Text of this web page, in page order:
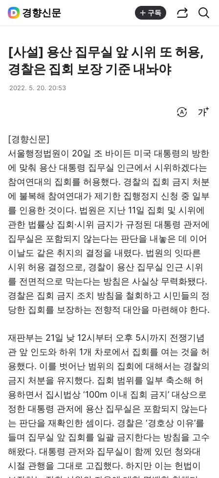
경향신문 구독
[사설] 용산 집무실 앞 시위 또 허용,
경찰은 집회 보장 기준 내놔야
2022. 5. 20. 20:53
[경향신문]
서울행정법원이 20일 조 바이든 미국 대통령의 방한
에 맞춰 용산 대통령 집무실 인근에서 시위하겠다는
참여연대의 집회를 허용했다. 경찰의 집회 금지 처분
에 불복해 참여연대가 제기한 집행정지 신청 중 일부
를 인용한 것이다. 법원은 지난 11일 집회 및 시위에
관한 법률상 집회·시위 금지가 규정된 대통령 관저에
집무실은 포함되지 않는다는 판단을 내놓은 데 이어
이날도 같은 취지의 결정을 내렸다. 법원의 잇따른
시위 허용 결정으로, 경찰이 용산 집무실 인근 시위
를 전면적으로 막는다는 방침은 사실상 무력화됐다.
경찰은 집회 금지 조치 방침을 철회하고 시민들의 정
당한 집회를 보장하는 전향적 대안을 마련해야 한다.
재판부는 21일 낮 12시부터 오후 5시까지 전쟁기념
관 앞 인도와 하위 1개 차로에서 집회를 여는 것을 허
용했다. 이를 벗어난 범위의 집회에 대해서는 경찰의
금지 처분을 유지했다. 집회 범위를 일부 축소해 허
용하면서 집시법상 ‘100m 이내 집회 금지’ 대상으로
정한 대통령 관저에 용산 집무실은 포함되지 않는다
는 판단을 재확인한 셈이다. 경찰은 ‘경호상 이유’를
들며 집무실 앞 집회를 일괄 금지한다는 방침을 고수
해왔다. 대통령 관저와 집무실이 함께 있던 청와대
시절 관행을 그대로 고집했다. 하지만 이는 헌법이